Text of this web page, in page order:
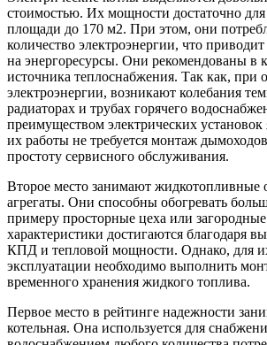
стоимостью. Их мощности достаточно
площади до 170 м2. При этом, они
количество электроэнергии, что
на энергоресурсы. Они рекомендованы в
источника теплоснабжения. Так как, при
электроэнергии, возникают колебания
радиаторах и трубах горячего
преимуществом электрических установок
их работы не требуется монтаж
простоту сервисного обслуживания.
Второе место занимают жидкотопливные
агрегаты. Они способны обогревать
примеру просторные цеха или
характеристики достигаются благодаря
КПД и тепловой мощности. Однако, для
эксплуатации необходимо выполнить
временного хранения жидкого топлива.
Первое место в рейтинге надежности
котельная. Она используется для